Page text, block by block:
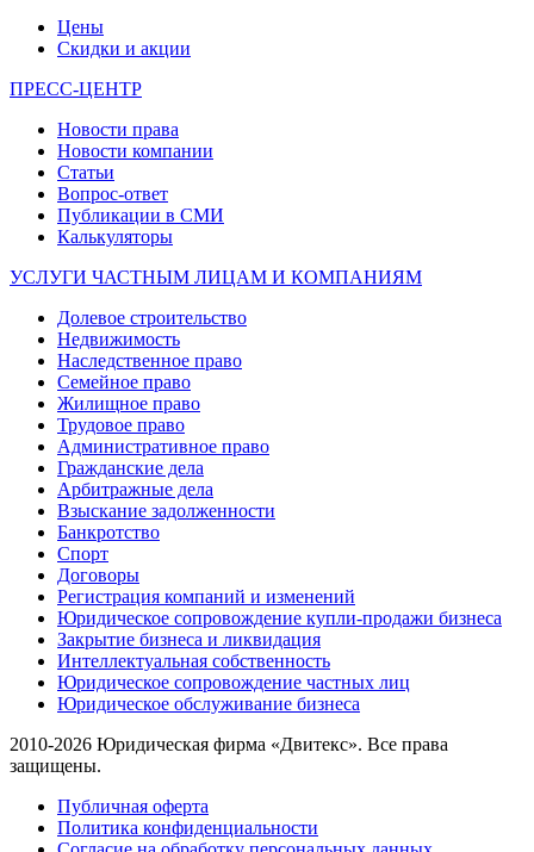
Цены
Скидки и акции
ПРЕСС-ЦЕНТР
Новости права
Новости компании
Статьи
Вопрос-ответ
Публикации в СМИ
Калькуляторы
УСЛУГИ ЧАСТНЫМ ЛИЦАМ И КОМПАНИЯМ
Долевое строительство
Недвижимость
Наследственное право
Семейное право
Жилищное право
Трудовое право
Административное право
Гражданские дела
Арбитражные дела
Взыскание задолженности
Банкротство
Спорт
Договоры
Регистрация компаний и изменений
Юридическое сопровождение купли-продажи бизнеса
Закрытие бизнеса и ликвидация
Интеллектуальная собственность
Юридическое сопровождение частных лиц
Юридическое обслуживание бизнеса
2010-2026 Юридическая фирма «Двитекс». Все права
защищены.
Публичная оферта
Политика конфиденциальности